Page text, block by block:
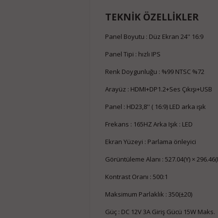
TEKNİK ÖZELLİKLER
Panel Boyutu : Düz Ekran 24'' 16:9
Panel Tipi : hızlı IPS
Renk Doygunluğu : %99 NTSC %72
Arayüz : HDMI+DP1.2+Ses Çıkışı+USB
Panel : HD23,8'' ( 16:9) LED arka ışık
Frekans : 165HZ Arka Işık : LED
Ekran Yüzeyi : Parlama önleyici
Görüntüleme Alanı : 527.04(Y) ×
Kontrast Oranı : 500:1
Maksimum Parlaklık : 350(±20)
Güç : DC 12V 3A Giriş Gücü 15W Maks.